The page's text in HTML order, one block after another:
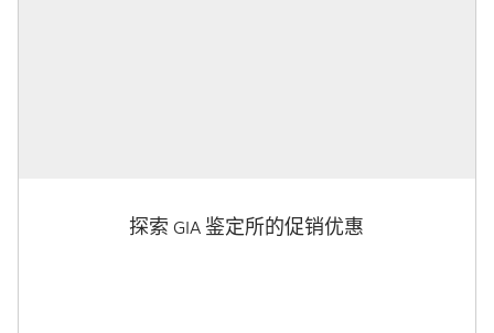
探索 GIA 鉴定所的促销优惠